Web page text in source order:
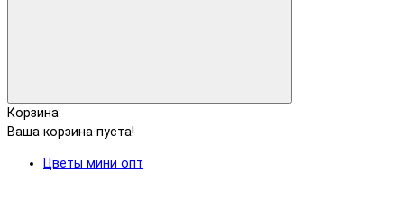
Корзина
Ваша корзина пуста!
Цветы мини опт